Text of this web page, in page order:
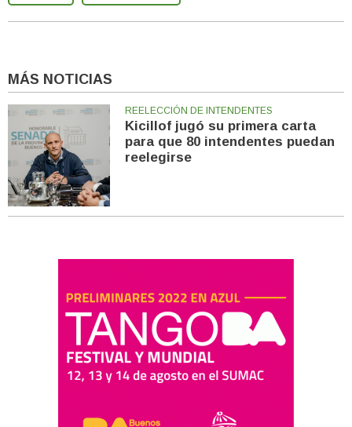
MÁS NOTICIAS
REELECCIÓN DE INTENDENTES
Kicillof jugó su primera carta
para que 80 intendentes puedan
reelegirse